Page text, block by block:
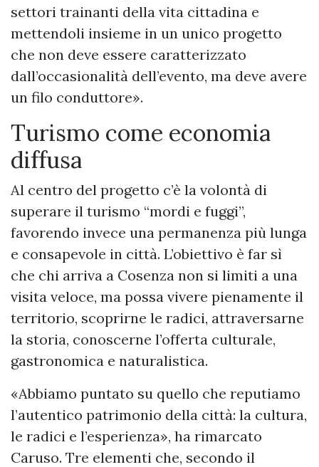
settori trainanti della vita cittadina e
mettendoli insieme in un unico progetto
che non deve essere caratterizzato
dall’occasionalità dell’evento, ma deve avere
un filo conduttore».
Turismo come economia
diffusa
Al centro del progetto c’è la volontà di
superare il turismo “mordi e fuggi”,
favorendo invece una permanenza più lunga
e consapevole in città. L’obiettivo è far sì
che chi arriva a Cosenza non si limiti a una
visita veloce, ma possa vivere pienamente il
territorio, scoprirne le radici, attraversarne
la storia, conoscerne l’offerta culturale,
gastronomica e naturalistica.
«Abbiamo puntato su quello che reputiamo
l’autentico patrimonio della città: la cultura,
le radici e l’esperienza», ha rimarcato
Caruso. Tre elementi che, secondo il